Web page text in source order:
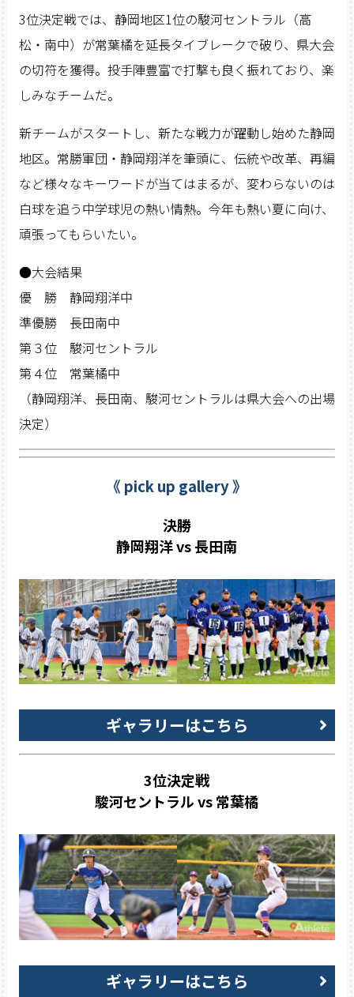
3位決定戦では、静岡地区1位の駿河セントラル（高
松・南中）が常葉橘を延長タイブレークで破り、県大会
の切符を獲得。投手陣豊富で打撃も良く振れており、楽
しみなチームだ。
新チームがスタートし、新たな戦力が躍動し始めた静岡
地区。常勝軍団・静岡翔洋を筆頭に、伝統や改革、再編
など様々なキーワードが当てはまるが、変わらないのは
白球を追う中学球児の熱い情熱。今年も熱い夏に向け、
頑張ってもらいたい。
●大会結果
優 勝 静岡翔洋中
準優勝 長田南中
第３位 駿河セントラル
第４位 常葉橘中
（静岡翔洋、長田南、駿河セントラルは県大会への出場
決定）
《 pick up gallery 》
決勝
静岡翔洋 vs 長田南
ギャラリーはこちら
3位決定戦
駿河セントラル vs 常葉橘
ギャラリーはこちら